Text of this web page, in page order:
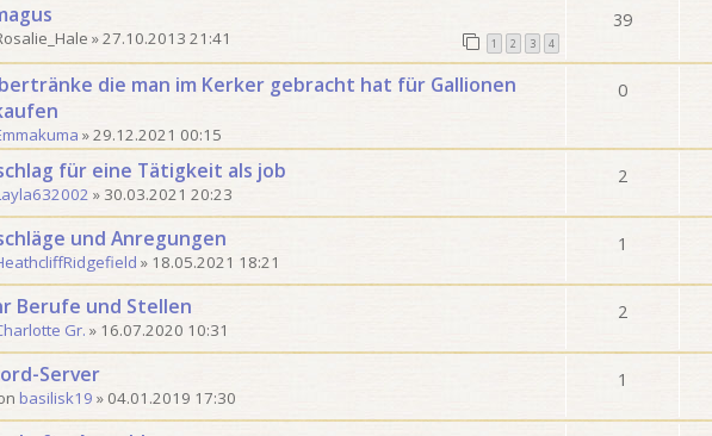
»27.10.2013 21:41 1 2 3 4
39
die man im Kerker gebracht hat für Gallionen
»29.12.2021 00:15
0
für eine Tätigkeit als job
» 30.03.2021 20:23
2
und Anregungen
» 18.05.2021 18:21
1
Berufe und Stellen
Gr. » 16.07.2020 10:31
2
Server
basilisk19 » 04.01.2019 17:30
1